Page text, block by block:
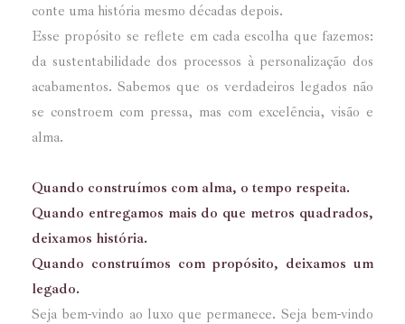
conte uma história mesmo décadas depois.
Esse propósito se reflete em cada escolha que fazemos:
da sustentabilidade dos processos à personalização dos
acabamentos. Sabemos que os verdadeiros legados não
se constroem com pressa, mas com excelência, visão e
alma.
Quando construímos com alma, o tempo respeita.
Quando entregamos mais do que metros quadrados,
deixamos história.
Quando construímos com propósito, deixamos um
legado.
Seja bem-vindo ao luxo que permanece. Seja bem-vindo